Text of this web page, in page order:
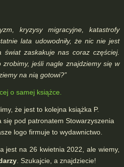
kryzysy migracyjne, katastrofy
lata udowodniły, że nic nie jest
zaskakuje nas coraz częściej.
jeśli nagle znajdziemy się w
na nią gotowi?”
o samej książce.
że jest to kolejna książka P.
się pod patronatem Stowarzyszenia
logo firmuje to wydawnictwo.
jest na 26 kwietnia 2022, ale wiemy,
. Szukajcie, a znajdziecie!